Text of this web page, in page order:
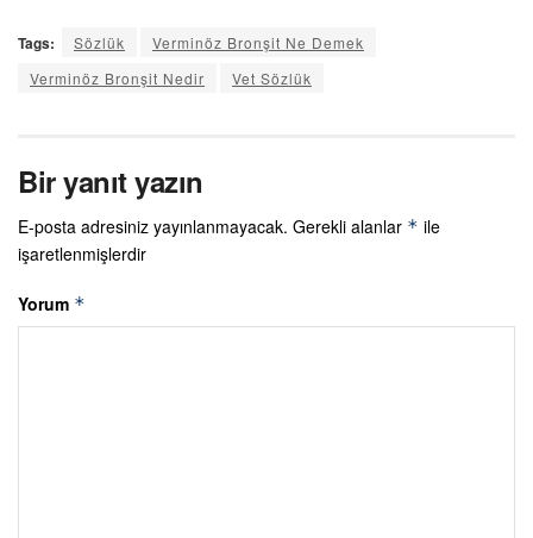
Tags: Sözlük
Verminöz Bronşit Ne Demek
Verminöz Bronşit Nedir
Vet Sözlük
Bir yanıt yazın
E-posta adresiniz yayınlanmayacak. Gerekli alanlar * ile
işaretlenmişlerdir
Yorum *